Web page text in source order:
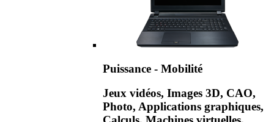
Puissance - Mobilité
Jeux vidéos, Images 3D, CAO,
Photo, Applications graphiques,